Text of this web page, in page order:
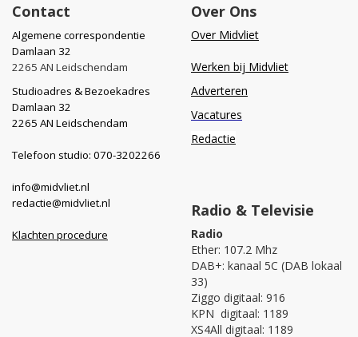
Contact
Algemene correspondentie
Damlaan 32
2265 AN Leidschendam
Studioadres & Bezoekadres
Damlaan 32
2265 AN Leidschendam
Telefoon studio: 070-3202266
info@midvliet.nl
redactie@midvliet.nl
Klachten procedure
Over Ons
Over Midvliet
Werken bij Midvliet
Adverteren
Vacatures
Redactie
Radio & Televisie
Radio
Ether: 107.2 Mhz
DAB+: kanaal 5C (DAB lokaal
33)
Ziggo digitaal: 916
KPN digitaal: 1189
XS4All digitaal: 1189